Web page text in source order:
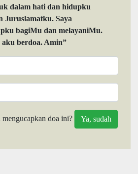
dalam hati dan hidupku
Juruslamatku. Saya
bagiMu dan melayaniMu.
aku berdoa. Amin”
doa ini?